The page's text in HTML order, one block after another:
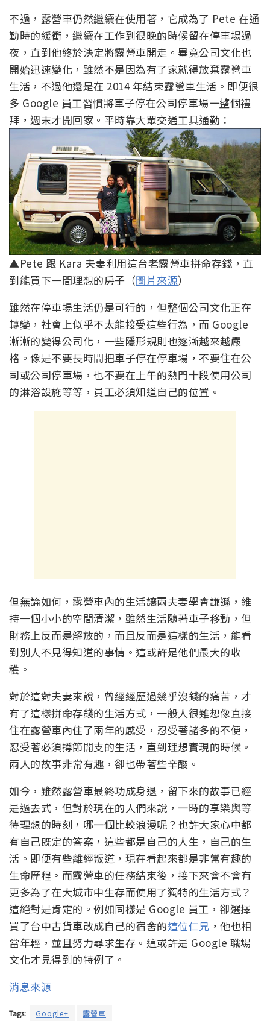
不過，露營車仍然繼續在使用著，它成為了 Pete 在通
勤時的緩衝，繼續在工作到很晚的時候留在停車場過
夜，直到他終於決定將露營車開走。畢竟公司文化也
開始迅速變化，雖然不是因為有了家就得放棄露營車
生活，不過他還是在 2014 年結束露營車生活。即便很
多 Google 員工習慣將車子停在公司停車場一整個禮
拜，週末才開回家。平時靠大眾交通工具通勤：
▲Pete 跟 Kara 夫妻利用這台老露營車拼命存錢，直
到能買下一間理想的房子（圖片來源）
雖然在停車場生活仍是可行的，但整個公司文化正在
轉變，社會上似乎不太能接受這些行為，而 Google
漸漸的變得公司化，一些隱形規則也逐漸越來越嚴
格。像是不要長時間把車子停在停車場，不要住在公
司或公司停車場，也不要在上午的熱門十段使用公司
的淋浴設施等等，員工必須知道自己的位置。
但無論如何，露營車內的生活讓兩夫妻學會謙遜，維
持一個小小的空間清潔，雖然生活隨著車子移動，但
財務上反而是解放的，而且反而是這樣的生活，能看
到別人不見得知道的事情。這或許是他們最大的收
穫。
對於這對夫妻來說，曾經經歷過幾乎沒錢的痛苦，才
有了這樣拼命存錢的生活方式，一般人很難想像直接
住在露營車內住了兩年的感受，忍受著諸多的不便，
忍受著必須撙節開支的生活，直到理想實現的時候。
兩人的故事非常有趣，卻也帶著些辛酸。
如今，雖然露營車最終功成身退，留下來的故事已經
是過去式，但對於現在的人們來說，一時的享樂與等
待理想的時刻，哪一個比較浪漫呢？也許大家心中都
有自己既定的答案，這些都是自己的人生，自己的生
活。即便有些離經叛道，現在看起來都是非常有趣的
生命歷程。而露營車的任務結束後，接下來會不會有
更多為了在大城市中生存而使用了獨特的生活方式？
這絕對是肯定的。例如同樣是 Google 員工，卻選擇
買了台中古貨車改成自己的宿舍的這位仁兄 ，他也相
當年輕，並且努力尋求生存。這或許是 Google 職場
文化才見得到的特例了。
消息來源
Tags: Google+ 露營車